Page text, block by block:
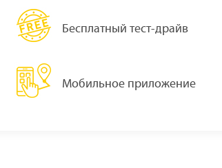
Бесплатный тест-драйв
Мобильное приложение